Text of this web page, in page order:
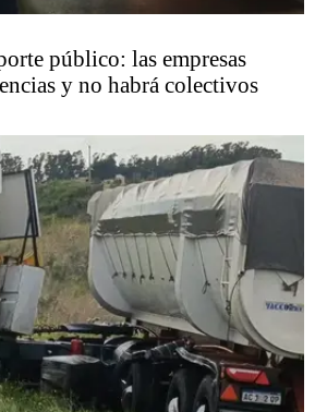
público: las empresas
y no habrá colectivos